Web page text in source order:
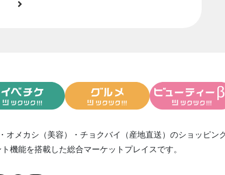
・ オメカシ（美容） ・ チョクバイ（産地直送） のショッピン
ト機能を搭載した総合マーケットプレイスです。